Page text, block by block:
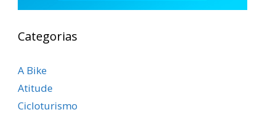
Categorias
A Bike
Atitude
Cicloturismo